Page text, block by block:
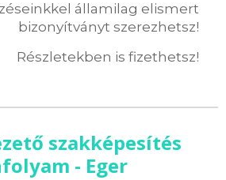
államilag elismert
bizonyítványt szerezhetsz!
Részletekben is fizethetsz!
szakképesítés
- Eger